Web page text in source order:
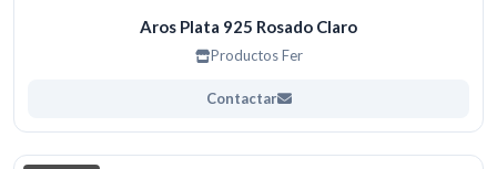
Aros Plata 925 Rosado Claro
Productos Fer
Contactar